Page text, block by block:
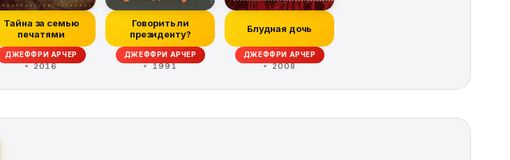
Тайна за семью
печатями
ДЖЕФФРИ АРЧЕР
2016
Говорить ли
президенту?
ДЖЕФФРИ АРЧЕР
1991
Блудная дочь
ДЖЕФФРИ АРЧЕР
2008